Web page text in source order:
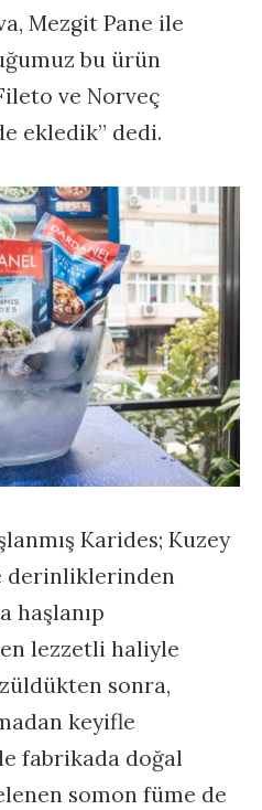
Mezgit Pane ile
bu ürün
ve Norveç
ekledik” dedi.
Karides; Kuzey
derinliklerinden
haşlanıp
lezzetli haliyle
sonra,
keyifle
fabrikada doğal
somon füme de